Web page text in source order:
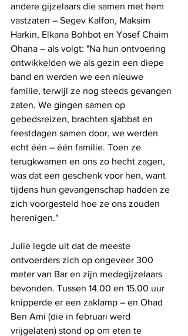
andere gijzelaars die samen met hem
vastzaten – Segev Kalfon, Maksim
Harkin, Elkana Bohbot en Yosef Chaim
Ohana – als volgt: "Na hun ontvoering
ontwikkelden we als gezin een diepe
band en werden we een nieuwe
familie, terwijl ze nog steeds gevangen
zaten. We gingen samen op
gebedsreizen, brachten sjabbat en
feestdagen samen door, we werden
echt één – één familie. Toen ze
terugkwamen en ons zo hecht zagen,
was dat een geschenk voor hen, want
tijdens hun gevangenschap hadden ze
zich voorgesteld hoe ze ons zouden
herenigen."
Julie legde uit dat de meeste
ontvoerders zich op ongeveer 300
meter van Bar en zijn medegijzelaars
bevonden. Tussen 14.00 en 15.00 uur
knipperde er een zaklamp – en Ohad
Ben Ami (die in februari werd
vrijgelaten) stond op om eten te